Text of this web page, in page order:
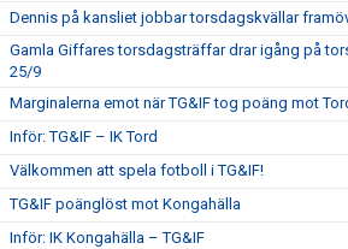
Dennis på kansliet jobbar torsdagskvällar
Gamla Giffares torsdagsträffar drar igång på
25/9
Marginalerna emot när TG&IF tog poäng mot
Inför: TG&IF – IK Tord
Välkommen att spela fotboll i TG&IF!
TG&IF poänglöst mot Kongahälla
Inför: IK Kongahälla – TG&IF